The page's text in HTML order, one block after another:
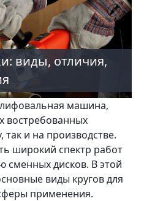
виды, отличия,
машина,
востребованных
так и на производстве.
широкий спектр работ
сменных дисков. В этой
виды кругов для
применения.